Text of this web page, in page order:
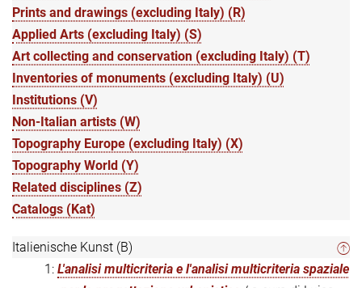
Prints and drawings (excluding Italy) (R)
Applied Arts (excluding Italy) (S)
Art collecting and conservation (excluding Italy) (T)
Inventories of monuments (excluding Italy) (U)
Institutions (V)
Non-Italian artists (W)
Topography Europe (excluding Italy) (X)
Topography World (Y)
Related disciplines (Z)
Catalogs (Kat)
Italienische Kunst (B)
1: L'analisi multicriteria e l'analisi multicriteria spaziale